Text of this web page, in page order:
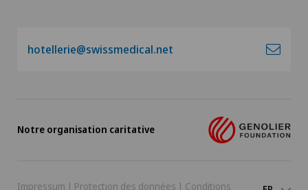
hotellerie@swissmedical.net
Notre organisation caritative
Impressum | Protection des données | Conditions